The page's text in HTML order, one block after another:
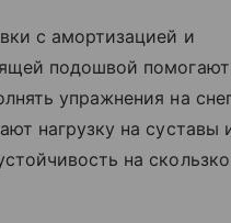
с амортизацией и
подошвой помогают
упражнения на
нагрузку на суставы
на